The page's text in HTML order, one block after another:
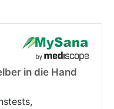
in die Hand